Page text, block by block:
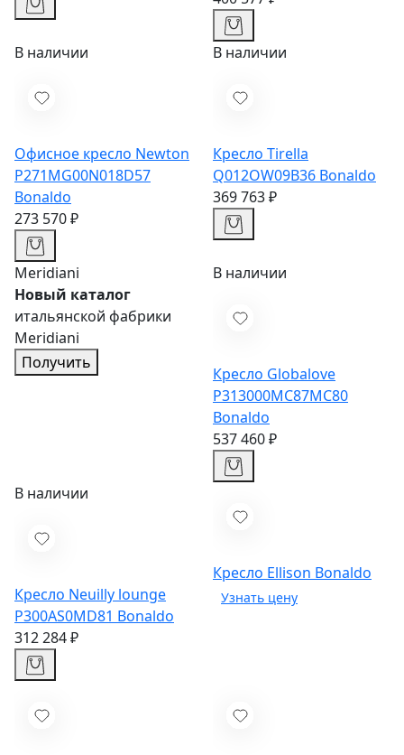
В наличии
Офисное кресло Newton
P271MG00N018D57
Bonaldo
273 570 ₽
В наличии
Кресло Tirella
Q012OW09B36 Bonaldo
369 763 ₽
Meridiani
Новый каталог
итальянской фабрики
Meridiani
Получить
В наличии
Кресло Globalove
P313000MC87MC80
Bonaldo
537 460 ₽
В наличии
Кресло Neuilly lounge
P300AS0MD81 Bonaldo
312 284 ₽
Кресло Ellison Bonaldo